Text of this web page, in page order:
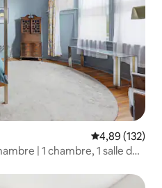
Note
4,89 (132)
| 1 chambre, 1 salle de